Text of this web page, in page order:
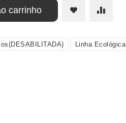
carrinho
Linha Ecológica